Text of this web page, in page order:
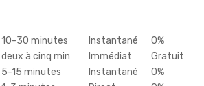
10-30 minutes Instantané
0%
deux à cinq min Immédiat
Gratuit
5-15 minutes Instantané
0%